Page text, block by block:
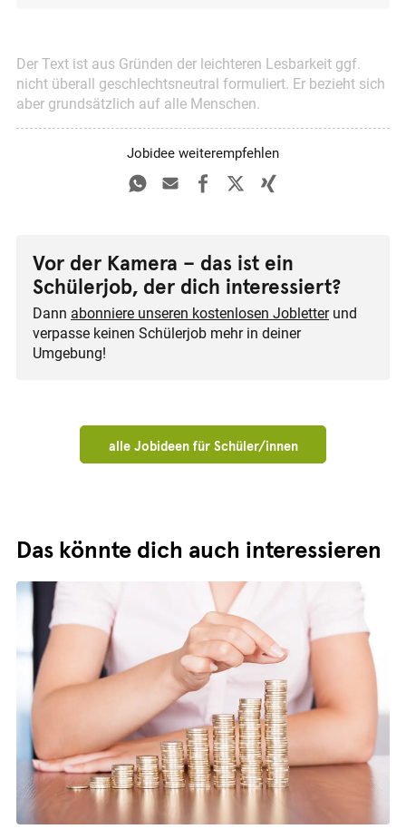
Der Text ist aus Gründen der leichteren Lesbarkeit ggf.
nicht überall geschlechts­neutral formuliert. Er bezieht sich
aber grundsätzlich auf alle Menschen.
Jobidee weiterempfehlen
Vor der Kamera
Dann abonniere unseren kostenlosen Jobletterund
verpasse keinen Schülerjob mehr in deiner
Umgebung!
alle Jobideen für Schüler/innen
Das könnte dich auch interessieren